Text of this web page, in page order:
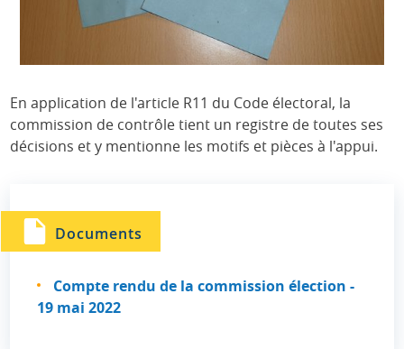
En application de l'article R11 du Code électoral, la
commission de contrôle tient un registre de toutes ses
décisions et y mentionne les motifs et pièces à l'appui.
Documents
Compte rendu de la commission élection -
19 mai 2022